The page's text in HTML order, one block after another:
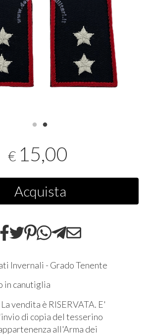
€ 15,00
Acquista
Invernali - Grado Tenente
in canutiglia
vendita è RISERVATA. E'
di copia del tesserino
all'Arma dei